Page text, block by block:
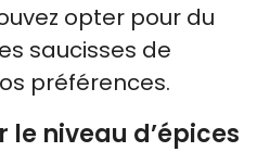
opter pour du
saucisses de
préférences.
niveau d’épices